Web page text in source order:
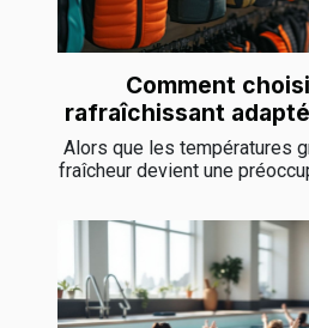
Comment
rafraîchissant
Alors que les températures
fraîcheur devient une